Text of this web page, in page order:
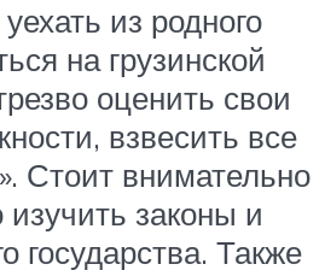
из родного
на грузинской
оценить свои
взвесить все
Стоит внимательно
законы и
государства. Также